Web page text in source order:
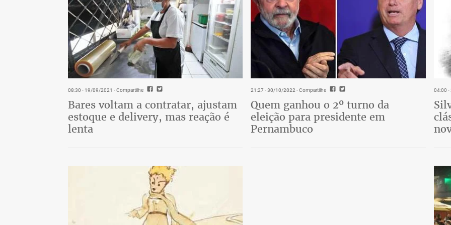
saúde tinha explicação e a certeza de que sua vida mudaria para sempre a partir
daquele momento.
“Nunca havia feito exame para triglicérides antes. Tinha uma vida normal e
saudável até aquele episódio que me levou ao hospital no auge da juventude.
causa da SQF teria que fazer reeducação alimentar radical, e que isso interferiria na
minha vida como um todo. Mas saber que minha doença tem nome e protocolo foi
fundamental para eu entender qual caminho seguir, e isso faz toda a diferença para
Para minimizar as complicações da SQF, o paciente deve se submeter a uma dieta
muito restrita por toda a vida. Níveis considerados normais de triglicérides no
sangue ficam em torno de 150mg/dL. Na SQF, essa taxa fica acima de 880mg/dL,
podendo até ultrapassar 10.000mg/dL.
08:30 - 19/09/2021 - Compartilhe
Bares voltam a contratar, ajustam
estoque e delivery, mas reação é
lenta
21:27 - 30/10/2022- Compartilhe
Quem ganhou o 2º turno da
eleição para presidente em
Pernambuco
04:00